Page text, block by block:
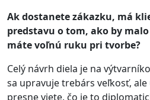
Ak dostanete zákazku, má
predstavu o tom, ako by
máte voľnú ruku pri tvorbe?
Celý návrh diela je na
sa upravuje trebárs veľkosť,
presne viete, čo je to